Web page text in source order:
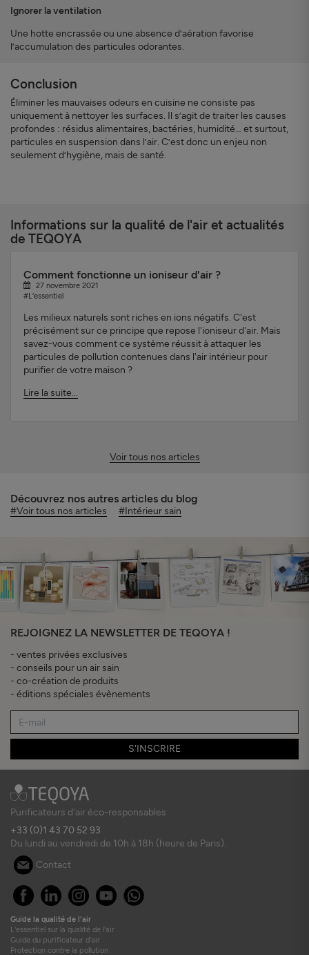
Ignorer la ventilation
Une hotte encrassée ou une absence d’aération favorise
l’accumulation des particules odorantes.
Conclusion
Éliminer les mauvaises odeurs en cuisine ne consiste pas
uniquement à nettoyer les surfaces. Il s’agit de traiter les causes
profondes : résidus alimentaires, bactéries, humidité… et surtout,
particules en suspension dans l’air. C’est donc un enjeu non
seulement d’hygiène, mais de santé.
Informations sur la qualité de l'air et actualités
de TEQOYA
Comment fonctionne un ioniseur d'air ?
27 novembre 2021
#L'essentiel
Les milieux naturels sont riches en ions négatifs. C'est
précisément sur ce principe que repose l'ioniseur d'air. Mais
savez-vous comment ce système réussit à attaquer les
particules de pollution contenues dans l'air intérieur pour
purifier de votre maison ?
Lire la suite...
Voir tous nos articles
Découvrez nos autres articles du blog
#Voir tous nos articles #Intérieur sain
REJOIGNEZ LA NEWSLETTER DE TEQOYA !
- ventes privées exclusives
- conseils pour un air sain
- co-création de produits
- éditions spéciales évènements
S'INSCRIRE
Purificateurs d'air éco-responsables
+33 (0)1 43 70 52 93
Du lundi au vendredi de 10h à 18h (heure de Paris).
Contact
Guide la qualité de l'air
L'essentiel sur la qualité de l'air
Guide du purificateur d'air
Protection contre la pollution